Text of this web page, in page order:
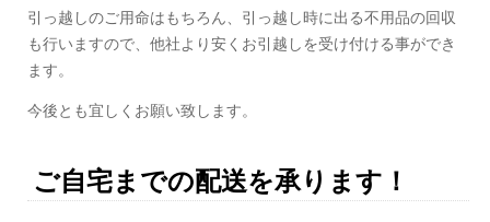
引っ越しのご用命はもちろん、引っ越し時に出る不用品の回収
も行いますので、他社より安くお引越しを受け付ける事ができ
ます。
今後とも宜しくお願い致します。
ご自宅までの配送を承ります！